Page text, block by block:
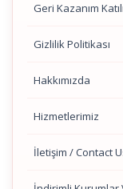
Geri Kazanım
Gizlilik Politikası
Hakkımızda
Hizmetlerimiz
İletişim / Contact